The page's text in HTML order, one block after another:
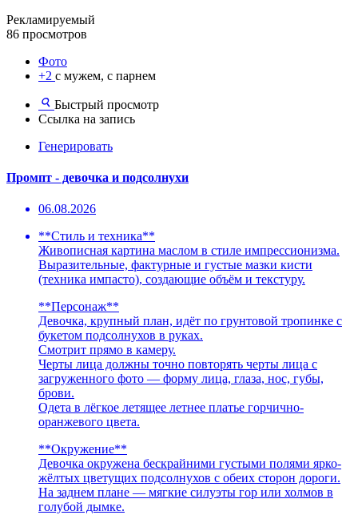
Рекламируемый
86 просмотров
Фото
+2 с мужем, с парнем
Быстрый просмотр
Ссылка на запись
Генерировать
Промпт - девочка и подсолнухи
06.08.2026
**Стиль и техника**
Живописная картина маслом в стиле импрессионизма.
Выразительные, фактурные и густые мазки кисти
(техника импасто), создающие объём и текстуру.
**Персонаж**
Девочка, крупный план, идёт по грунтовой тропинке с
букетом подсолнухов в руках.
Смотрит прямо в камеру.
Черты лица должны точно повторять черты лица с
загруженного фото — форму лица, глаза, нос, губы,
брови.
Одета в лёгкое летящее летнее платье горчично-
оранжевого цвета.
**Окружение**
Девочка окружена бескрайними густыми полями ярко-
жёлтых цветущих подсолнухов с обеих сторон дороги.
На заднем плане — мягкие силуэты гор или холмов в
голубой дымке.